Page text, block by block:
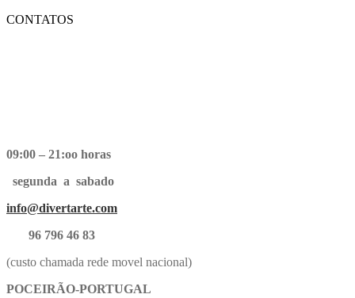
CONTATOS
09:00 – 21:oo horas
segunda a sabado
info@divertarte.com
96 796 46 83
(custo chamada rede movel nacional)
POCEIRÃO-PORTUGAL